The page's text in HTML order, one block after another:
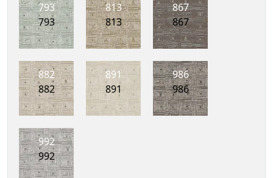
793
793
813
813
867
867
882
882
891
891
986
986
992
992